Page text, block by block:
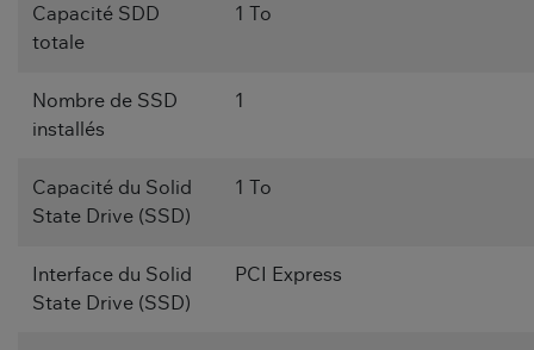
Capacité SDD
totale
1 To
Nombre de SSD
installés
1
Capacité du Solid
State Drive (SSD)
1 To
Interface du Solid
State Drive (SSD)
PCI Express